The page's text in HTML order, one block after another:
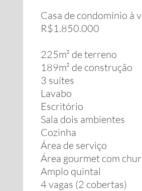
Casa de condomínio à
R$1.850.000
225m² de terreno
189m² de construção
3 suítes
Lavabo
Escritório
Sala dois ambientes
Cozinha
Área de serviço
Área gourmet com
Amplo quintal
4 vagas (2 cobertas)